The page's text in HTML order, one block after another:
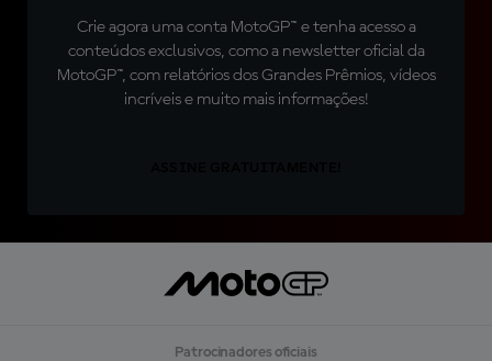
Crie agora uma conta MotoGP™ e tenha acesso a
conteúdos exclusivos, como a newsletter oficial da
MotoGP™, com relatórios dos Grandes Prêmios, vídeos
incríveis e muito mais informações!
Patrocinadores oficiais